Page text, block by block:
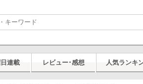
連載 レビュー･感想 人気ランキ